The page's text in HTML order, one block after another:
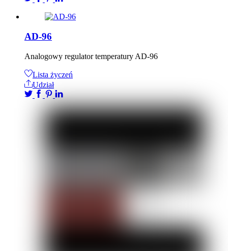
AD-96
Analogowy regulator temperatury AD-96
Lista życzeń
Udział